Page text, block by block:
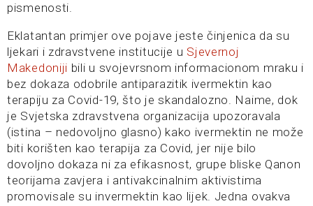
pismenosti.
Eklatantan primjer ove pojave jeste činjenica da su
ljekari i zdravstvene institucije u Sjevernoj
Makedoniji bili u svojevrsnom informacionom mraku i
bez dokaza odobrile antiparazitik ivermektin kao
terapiju za Covid-19, što je skandalozno. Naime, dok
je Svjetska zdravstvena organizacija upozoravala
(istina – nedovoljno glasno) kako ivermektin ne može
biti korišten kao terapija za Covid, jer nije bilo
dovoljno dokaza ni za efikasnost, grupe bliske Qanon
teorijama zavjera i antivakcinalnim aktivistima
promovisale su invermektin kao lijek. Jedna ovakva